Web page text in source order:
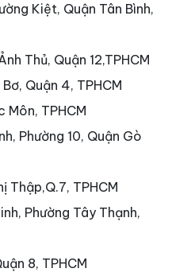
Kiệt, Quận Tân Bình,
Thủ, Quận 12,TPHCM
Quận 4, TPHCM
Môn, TPHCM
Phường 10, Quận Gò
Thập,Q.7, TPHCM
Phường Tây Thạnh,
8, TPHCM